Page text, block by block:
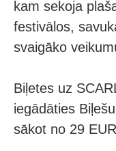
kam sekoja
festivālos,
svaigāko
Biļetes uz
iegādāties
sākot no 29